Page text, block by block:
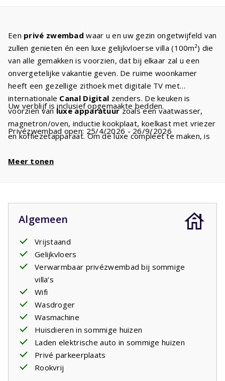
Een privé zwembad waar u en uw gezin ongetwijfeld van
zullen genieten én een luxe gelijkvloerse villa (100m²) die
van alle gemakken is voorzien, dat bij elkaar zal u een
onvergetelijke vakantie geven. De ruime woonkamer
heeft een gezellige zithoek met digitale TV met
internationale Canal Digital zenders. De keuken is
voorzien van luxe apparatuurzoals een vaatwasser,
magnetron/oven, inductie kookplaat, koelkast met vriezer
en koffiezetapparaat. Om de luxe compleet te maken, is
kleding mee te nemen. Er zijn twee slaapkamers met
Het zwembad is geopend van de vierde week in april tot
de vierde week van september. Indien u tussen oktober
en april boekt is het mogelijk dat u in een villa zonder
zwembad verblijft. In deze periode zijn de prijzen voor
een villa met en zonder zwembad gelijk. Sommige villa's
hebben een
verwarmbaar zwembad
. U kunt dit als
betaalde voorkeur bij uw boeking doorgeven. Diverse
villa's hebben een oplaadpunt om
te laden. Indien dat het geval is kunt u dit als optioneel
artikel bijboeken. Het betreft een standaard stopcontact
net als alle andere stopcontacten in het huis. U dient evt.
zelf een verloopstekker mee te nemen. Enkele villa's
hebben airco. Indien u een van deze opties wilt dan dient
u dit vooraf te selecteren bij de huiskenmerken op de
Uw verblijf is inclusief opgemaakte bedden.
Privézwembad open: 25/4/2026 - 26/9/2026
Meer tonen
Algemeen
Vrijstaand
Gelijkvloers
Verwarmbaar privézwembad bij sommige
villa’s
Wifi
Wasdroger
Wasmachine
Huisdieren in sommige huizen
Laden elektrische auto in sommige huizen
Privé parkeerplaats
Rookvrij